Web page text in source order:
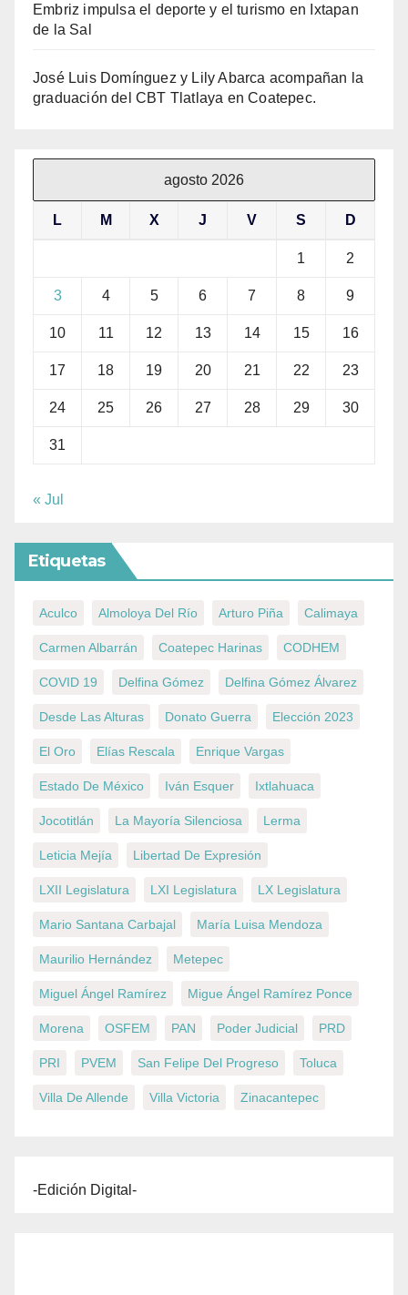
Embriz impulsa el deporte y el turismo en Ixtapan
de la Sal
José Luis Domínguez y Lily Abarca acompañan la
graduación del CBT Tlatlaya en Coatepec.
agosto 2026
L M X J V S D
1 2
3 4 5 6 7 8 9
10 11 12 13 14 15 16
17 18 19 20 21 22 23
24 25 26 27 28 29 30
31
« Jul
Etiquetas
Aculco Almoloya Del Río Arturo Piña Calimaya
Carmen Albarrán Coatepec Harinas CODHEM
COVID 19 Delfina Gómez Delfina Gómez Álvarez
Desde Las Alturas Donato Guerra Elección 2023
El Oro Elías Rescala Enrique Vargas
Estado De México Iván Esquer Ixtlahuaca
Jocotitlán La Mayoría Silenciosa Lerma
Leticia Mejía Libertad De Expresión
LXII Legislatura LXI Legislatura LX Legislatura
Mario Santana Carbajal María Luisa Mendoza
Maurilio Hernández Metepec
Miguel Ángel Ramírez Migue Ángel Ramírez Ponce
Morena OSFEM PAN Poder Judicial PRD
PRI PVEM San Felipe Del Progreso Toluca
Villa De Allende Villa Victoria Zinacantepec
-Edición Digital-